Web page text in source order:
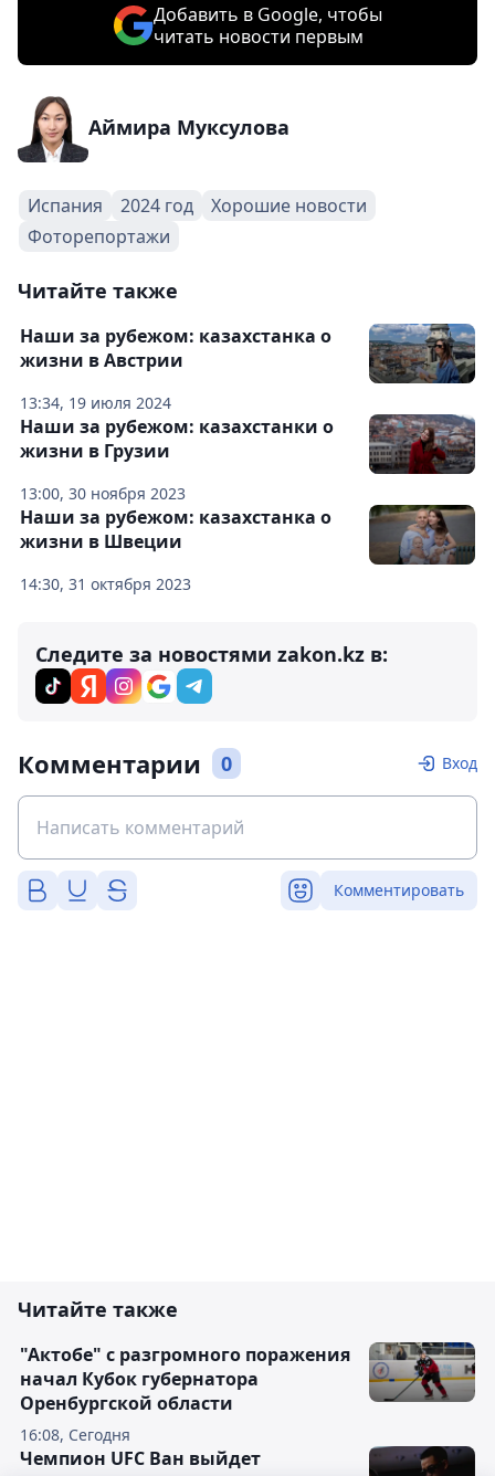
Добавить в Google, чтобы
читать новости первым
Аймира Муксулова
Испания 2024 год
Хорошие новости
Фоторепортажи
Читайте также
13:34, 19 июля 2024
Наши за рубежом: казахстанка о
жизни в Австрии
13:00, 30 ноября 2023
Наши за рубежом: казахстанки о
жизни в Грузии
14:30, 31 октября 2023
Наши за рубежом: казахстанка о
жизни в Швеции
Следите за новостями zakon.kz в:
Комментарии 0 Вход
Комментировать
Читайте также
16:08, Сегодня
"Актобе" с разгромного поражения
начал Кубок губернатора
Оренбургской области
Чемпион UFC Ван выйдет